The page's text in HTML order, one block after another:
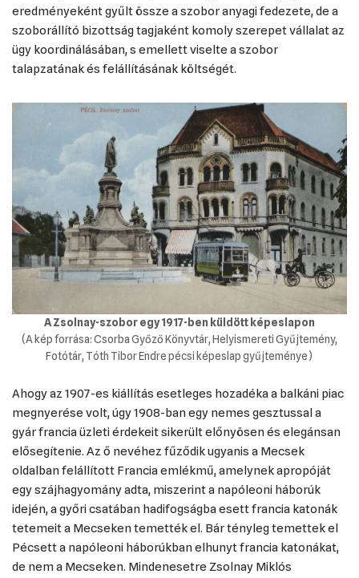
eredményeként gyűlt össze a szobor anyagi fedezete, de a
szoborállító bizottság tagjaként komoly szerepet vállalat az
ügy koordinálásában, s emellett viselte a szobor
talapzatának és felállításának költségét.
A Zsolnay-szobor egy 1917-ben küldött képeslapon
(A kép forrása: Csorba Győző Könyvtár, Helyismereti Gyűjtemény,
Fotótár, Tóth Tibor Endre pécsi képeslap gyűjteménye)
Ahogy az 1907-es kiállítás esetleges hozadéka a balkáni piac
megnyerése volt, úgy 1908-ban egy nemes gesztussal a
gyár francia üzleti érdekeit sikerült előnyösen és elegánsan
elősegítenie. Az ő nevéhez fűződik ugyanis a Mecsek
oldalban felállított Francia emlékmű, amelynek apropóját
egy szájhagyomány adta, miszerint a napóleoni háborúk
idején, a győri csatában hadifogságba esett francia katonák
tetemeit a Mecseken temették el. Bár tényleg temettek el
Pécsett a napóleoni háborúkban elhunyt francia katonákat,
de nem a Mecseken. Mindenesetre Zsolnay Miklós